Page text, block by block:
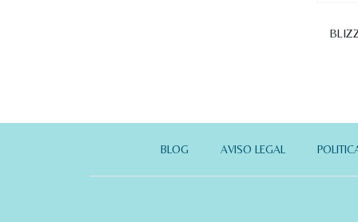
BLOG AVISO LEGAL